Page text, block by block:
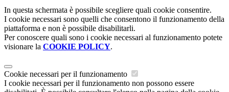
In questa schermata è possibile scegliere quali cookie consentire.
I cookie necessari sono quelli che consentono il funzionamento della
piattaforma e non è possibile disabilitarli.
Per conoscere quali sono i cookie necessari al funzionamento potete
visionare la COOKIE POLICY.
Cookie necessari per il funzionamento
I cookie necessari per il funzionamento non possono essere